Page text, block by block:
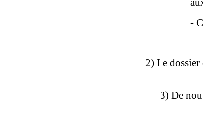
-
2) Le dossier
3) De